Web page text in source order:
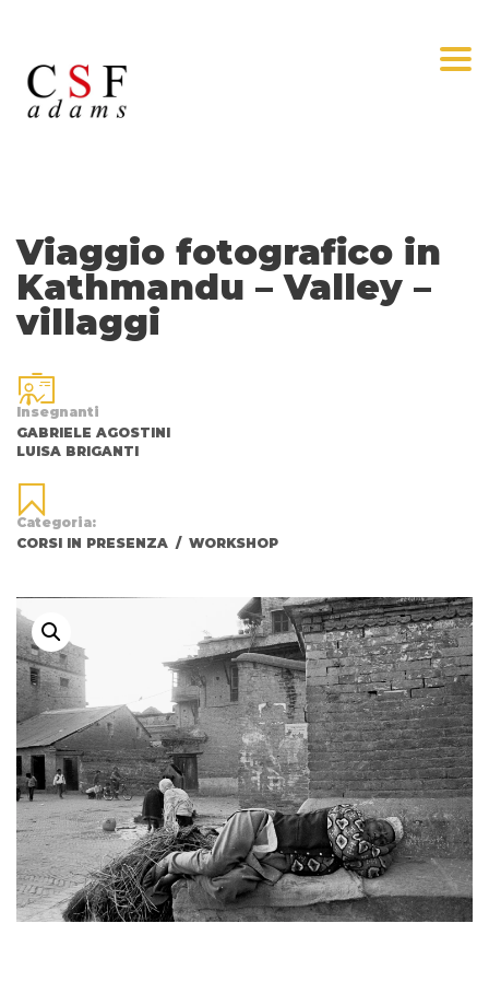
Viaggio fotografico in
Kathmandu – Valley –
villaggi
Insegnanti
GABRIELE AGOSTINI
LUISA BRIGANTI
Categoria:
CORSI IN PRESENZA / WORKSHOP